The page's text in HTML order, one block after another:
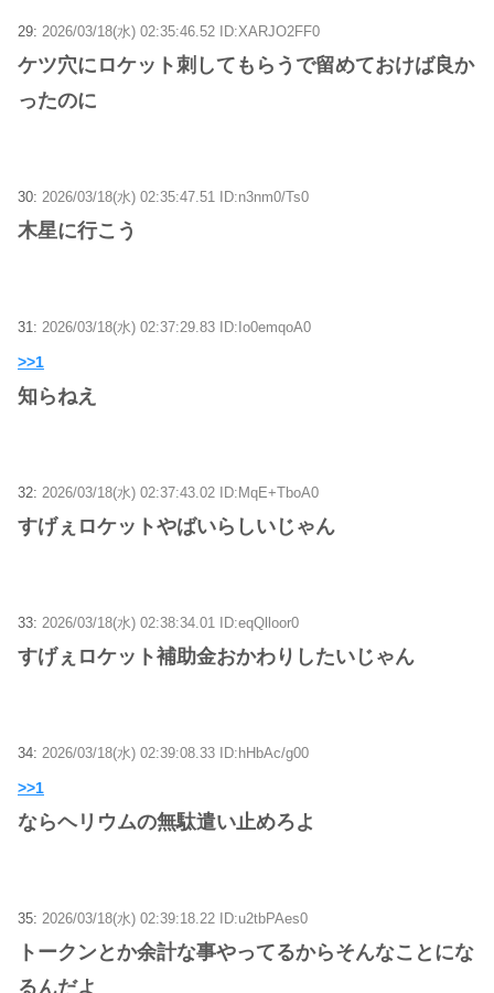
29: 2026/03/18(水) 02:35:46.52 ID:XARJO2FF0
ケツ穴にロケット刺してもらうで留めておけば良か
ったのに
30: 2026/03/18(水) 02:35:47.51 ID:n3nm0/Ts0
木星に行こう
31: 2026/03/18(水) 02:37:29.83 ID:Io0emqoA0
>>1
知らねえ
32: 2026/03/18(水) 02:37:43.02 ID:MqE+TboA0
すげぇロケットやばいらしいじゃん
33: 2026/03/18(水) 02:38:34.01 ID:eqQlloor0
すげぇロケット補助金おかわりしたいじゃん
34: 2026/03/18(水) 02:39:08.33 ID:hHbAc/g00
>>1
ならヘリウムの無駄遣い止めろよ
35: 2026/03/18(水) 02:39:18.22 ID:u2tbPAes0
トークンとか余計な事やってるからそんなことにな
るんだよ